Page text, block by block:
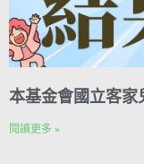
本基金會國立客家
閱讀更多 »